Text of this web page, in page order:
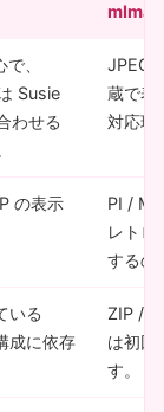
、
Susie
わせる
JPEG
蔵で表
対応環
の表示
PI /
レトロ
する
いる
成に依存
ZIP /
は初回
す。